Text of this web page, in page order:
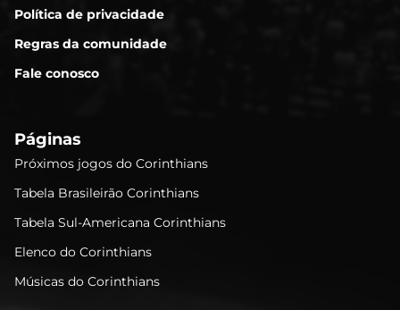
Política de privacidade
Regras da comunidade
Fale conosco
Páginas
Próximos jogos do Corinthians
Tabela Brasileirão Corinthians
Tabela Sul-Americana Corinthians
Elenco do Corinthians
Músicas do Corinthians